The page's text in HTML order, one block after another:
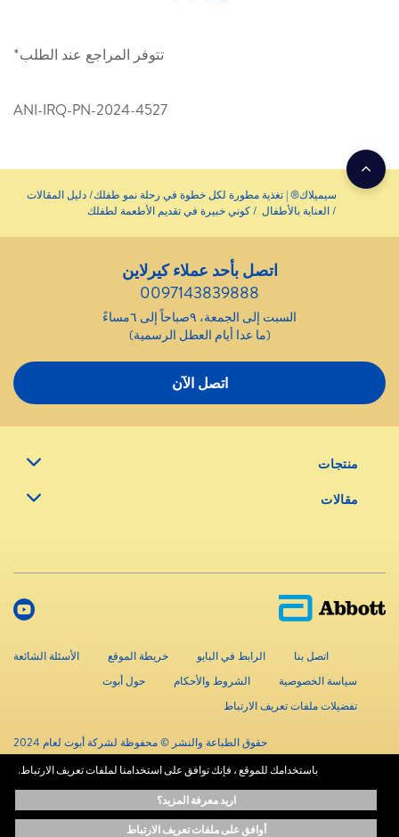
تتوفر المراجع عند الطلب*
ANI-IRQ-PN-2024-4527
سيميلاك® | تغذية مطورة لكل خطوة في رحلة نمو طفلك دليل المقالات
العناية بالأطفال
كوني خبيرة في تقديم الأطعمة لطفلك
اتصل بأحد عملاء كيرلاين
0097143839888
السبت إلى الجمعة، ٩صباحاً إلى ٦مساءً
(ما عدا أيام العطل الرسمية)
اتصل الآن
منتجات
مقالات
اتصل بنا الرابط في البايو خريطة الموقع
الأسئلة الشائعة
سياسة الخصوصية
الشروط والأحكام
حول أبوت
تفضيلات ملفات تعريف الارتباط
حقوق الطباعة والنشر © محفوظة لشركة أبوت لعام 2024
المعلومات الموجودة في هذا الموقع متاحة لأهداف تعليمية فقط.، ولا تحل محل
استشارة المتخصصين المعتمدين. استشر دائماً أخصائيي الرعاية الصحية للحصول على
باستخدامك للموقع ، فإنك توافق على استخدامنا لملفات تعريف الارتباط.
اريد معرفة المزيد؟
أوافق على ملفات تعريف الارتباط